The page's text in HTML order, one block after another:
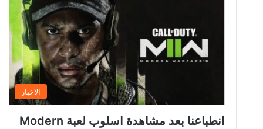
الاخبار
انطباعنا بعد مشاهدة اسلوب لعبة Modern